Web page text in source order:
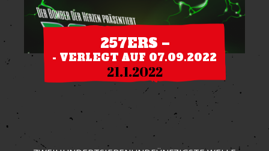
257ERS –
- VERLEGT AUF 07.09.2022
21.1.2022